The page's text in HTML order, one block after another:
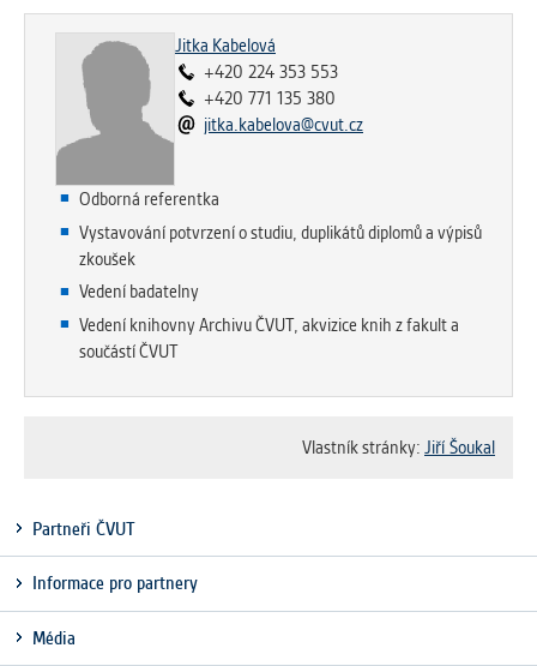
Jitka Kabelová
+420 224 353 553
+420 771 135 380
jitka.kabelova@cvut.cz
Odborná referentka
Vystavování potvrzení o studiu, duplikátů diplomů a výpisů
zkoušek
Vedení badatelny
Vedení knihovny Archivu ČVUT, akvizice knih z fakult a
součástí ČVUT
Vlastník stránky: Jiří Šoukal
Partneři ČVUT
Informace pro partnery
Média